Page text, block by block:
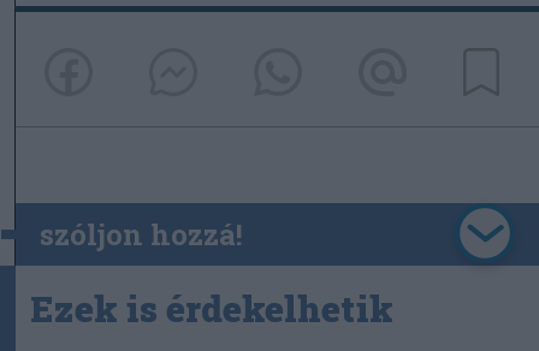
szóljon hozzá!
Ezek is érdekelhetik